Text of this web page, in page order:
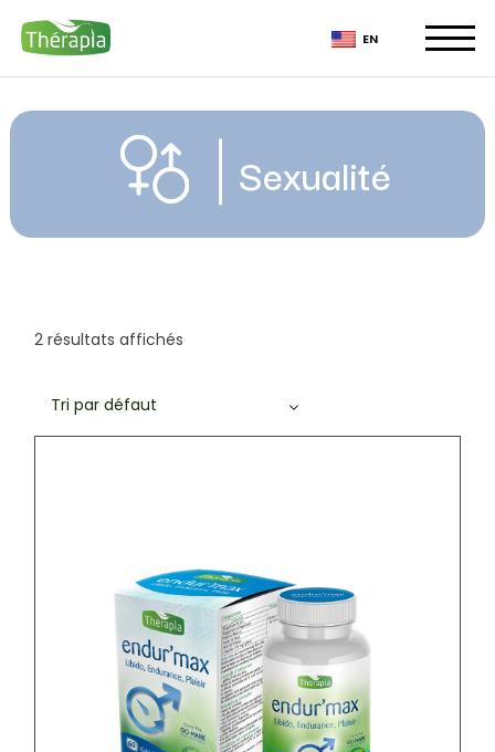
the
content
EN
Sexualité
2 résultats affichés
Tri par défaut